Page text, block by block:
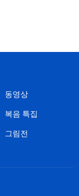
동영상
복음 특집
그림전